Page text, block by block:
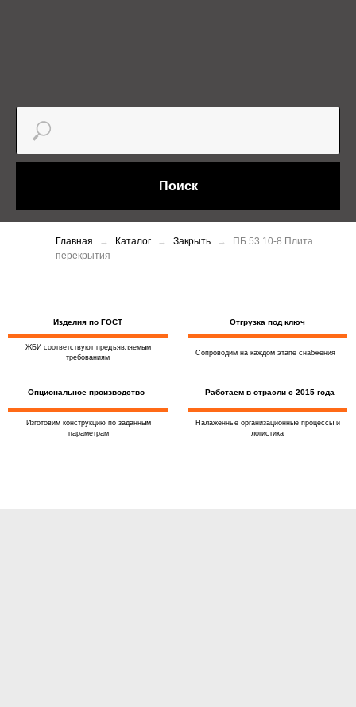
Поиск
Главная Каталог Закрыть
ПБ 53.10-8 Плита
перекрытия
Изделия по ГОСТ
ЖБИ соответствуют предъявляемым
требованиям
Изготовим конструкцию по заданным
параметрам
Опциональное производство
Отгрузка под ключ
Сопроводим на каждом этапе снабжения
Налаженные организационные процессы и
логистика
Работаем в отрасли с 2015 года